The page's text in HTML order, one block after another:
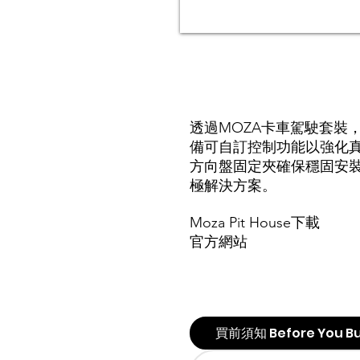
透過MOZA卡車駕駛套裝
備可自訂控制功能以強化
方向盤固定夾確保穩固安
極解決方案。
Moza Pit House下載
官方網站
買前須知 Before You